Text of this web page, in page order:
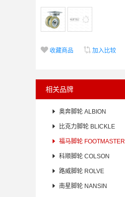
 收藏商品  加入比较
相关品牌
 奥奔脚轮 ALBION
 比克力脚轮 BLICKLE
 福马脚轮 FOOTMASTER
 科顺脚轮 COLSON
 路威脚轮 ROLVE
 南星脚轮 NANSIN